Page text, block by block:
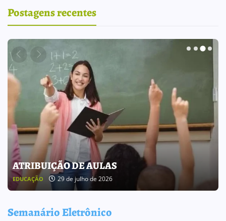
Postagens recentes
BOLETIM INFORMATIVO 238
BOLETIM INFORMATIVO 25 de julho de 2026
Semanário Eletrônico